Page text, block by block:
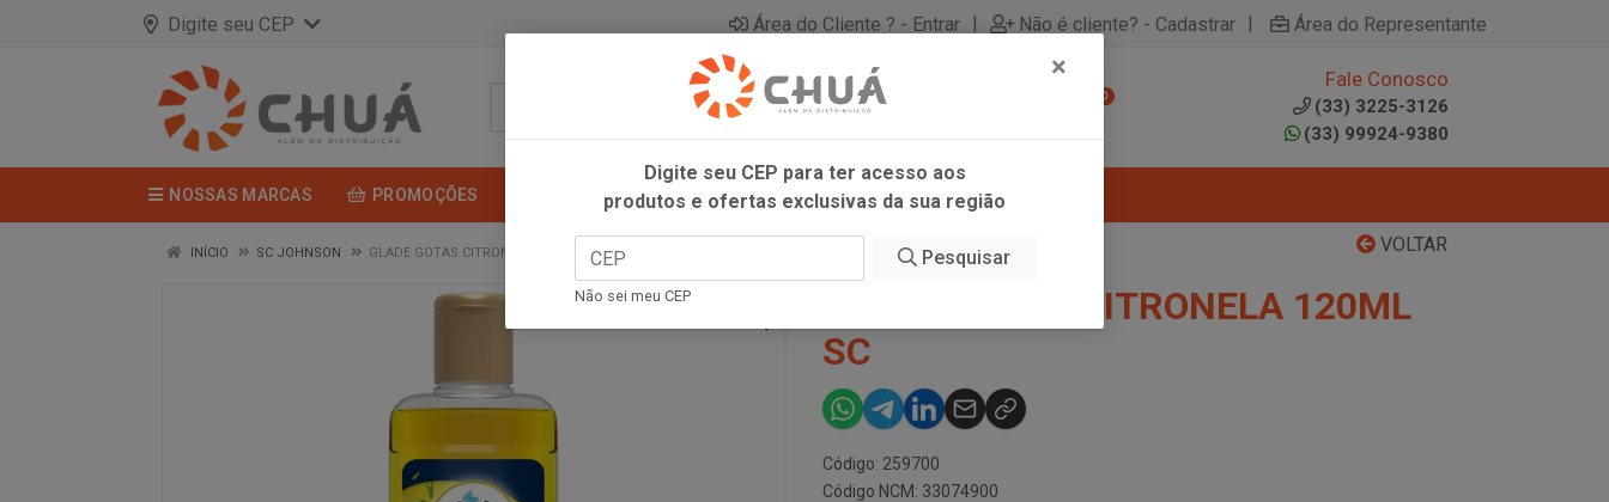
Digite seu CEP Área do Cliente ? - Entrar | Não é cliente? - Cadastrar | Área do Representante
0
Fale Conosco
(33) 3225-3126
(33) 99924-9380
NOSSAS MARCAS PROMOÇÕES
VOLTAR
INÍCIO SC JOHNSON GLADE GOTAS CITRONELA 120ML SC
GLADE GOTAS CITRONELA 120ML
SC
Código: 259700
Código NCM: 33074900
×
Digite seu CEP para ter acesso aos
produtos e ofertas exclusivas da sua região
Pesquisar
Não sei meu CEP